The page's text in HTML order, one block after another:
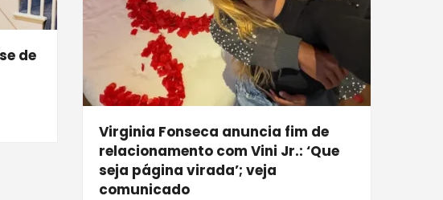
de
Virginia Fonseca anuncia fim de
relacionamento com Vini Jr.: ‘Que
seja página virada’; veja
comunicado